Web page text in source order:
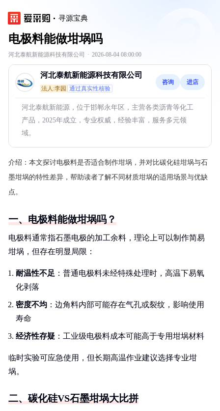
寻源宝典
电极料能做坩埚吗
河北泰航新能源科技有限公司 · 2026-08-04 08:00:00
河北泰航新能源科技有限公司
法人:李园 通过真实性核验
咨询 进店
河北泰航新能源，位于邯郸永年区，主营各类沥青等化工
产品，2025年成立，专业权威，经验丰富，服务多元领
域。
介绍： 本文探讨电极料是否适合制作坩埚，并对比碳化硅坩埚与石
墨坩埚的特性差异，帮助读者了解不同材质坩埚的适用场景与优缺
点。
一、电极料能做坩埚吗？
电极料通常指石墨电极的加工余料，理论上可以制作简易
坩埚，但存在明显局限：
耐温性不足 ：普通电极料未经特殊处理时，高温下易氧
化剥落
密度不均 ：边角料内部可能存在气孔或裂纹，影响使用
寿命
经济性存疑 ：工业级电极料成本可能高于专用坩埚材料
临时实验可应急使用，但长期高温作业建议选择专业坩
埚。
二、碳化硅VS石墨坩埚大比拼